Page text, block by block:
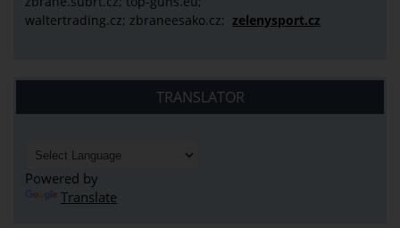
waltertrading.cz; zbraneesako.cz; zelenysport.cz
TRANSLATOR
Powered by
Translate